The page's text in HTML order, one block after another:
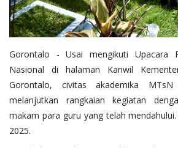
Gorontalo - Usai mengikuti Upacara
Nasional di halaman Kanwil
Gorontalo, civitas akademika
melanjutkan rangkaian kegiatan
makam para guru yang telah
2025.